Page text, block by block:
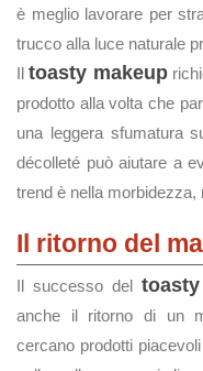
è meglio lavorare per
trucco alla luce naturale
Iltoasty makeup
prodotto alla volta che
una leggera sfumatura
décolleté può aiutare a
trend è nella
Il ritorno del
Il successo del
anche il ritorno di un
cercano prodotti